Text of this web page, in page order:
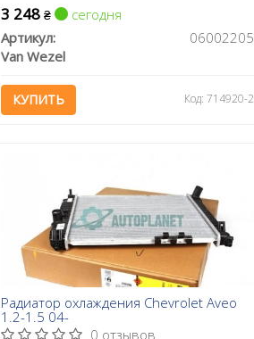
3 248 ₴
сегодня
Артикул:
06002205
Van Wezel
КУПИТЬ Код: 714920-2
Радиатор охлаждения Chevrolet Aveo
1.2-1.5 04-
0 отзывов